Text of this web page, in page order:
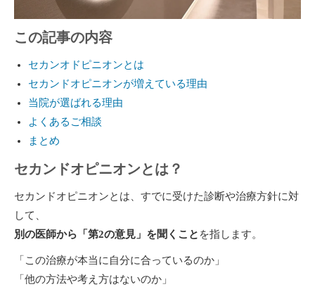
この記事の内容
セカンオドピニオンとは
セカンドオピニオンが増えている理由
当院が選ばれる理由
よくあるご相談
まとめ
セカンドオピニオンとは？
セカンドオピニオンとは、すでに受けた診断や治療方針に対
して、
別の医師から「第2の意見」を聞くこと を指します。
「この治療が本当に自分に合っているのか」
「他の方法や考え方はないのか」